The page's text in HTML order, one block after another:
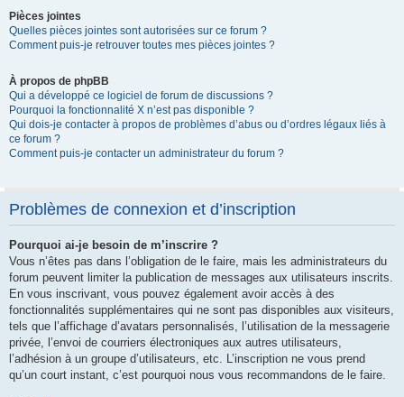
Pièces jointes
Quelles pièces jointes sont autorisées sur ce forum ?
Comment puis-je retrouver toutes mes pièces jointes ?
À propos de phpBB
Qui a développé ce logiciel de forum de discussions ?
Pourquoi la fonctionnalité X n’est pas disponible ?
Qui dois-je contacter à propos de problèmes d’abus ou d’ordres légaux liés à
ce forum ?
Comment puis-je contacter un administrateur du forum ?
Problèmes de connexion et d’inscription
Pourquoi ai-je besoin de m’inscrire ?
Vous n’êtes pas dans l’obligation de le faire, mais les administrateurs du
forum peuvent limiter la publication de messages aux utilisateurs inscrits.
En vous inscrivant, vous pouvez également avoir accès à des
fonctionnalités supplémentaires qui ne sont pas disponibles aux visiteurs,
tels que l’affichage d’avatars personnalisés, l’utilisation de la messagerie
privée, l’envoi de courriers électroniques aux autres utilisateurs,
l’adhésion à un groupe d’utilisateurs, etc. L’inscription ne vous prend
qu’un court instant, c’est pourquoi nous vous recommandons de le faire.